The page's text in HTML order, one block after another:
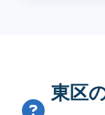
東区